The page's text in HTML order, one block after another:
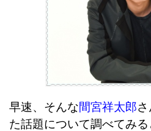
早速、そんな間宮祥太郎
た話題について調べてみ